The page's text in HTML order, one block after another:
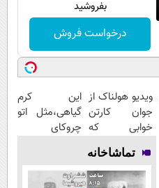
بفروشید
درخواست فروش
ویدیو هولناک از
جوان کارتن
خوابی که
میلیاردر شد.
آموزش رایگان
این کرم
گیاهی،مثل اتو
چروکای
تماشاخانه